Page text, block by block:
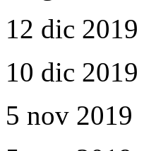
12 dic 2019
10 dic 2019
5 nov 2019